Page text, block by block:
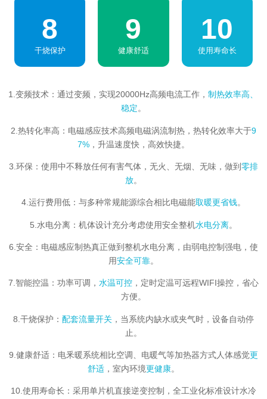
8
干烧保护
9
健康舒适
10
使用寿命长
1.变频技术：通过变频，实现20000Hz高频电流工作，制热效率高、
稳定。
2.热转化率高：电磁感应技术高频电磁涡流制热，热转化效率大于9
7%，升温速度快，高效快捷。
3.环保：使用中不释放任何有害气体，无火、无烟、无味，做到 零排
放。
4.运行费用低：与多种常规能源综合相比电磁能取暖更省钱。
5.水电分离：机体设计充分考虑使用安全整机水电分离。
6.安全：电磁感应制热真正做到整机水电分离，由弱电控制强电，使
用安全可靠。
7.智能控温：功率可调， 水温可控，定时定温可远程WIFI操控，省心
方便。
8.干烧保护： 配套流量开关，当系统内缺水或夹气时，设备自动停
止。
9.健康舒适：电釆暖系统相比空调、电暖气等加热器方式人体感觉更
舒适，室内环境更健康。
10.使用寿命长：采用单片机直接逆变控制，全工业化标准设计水冷